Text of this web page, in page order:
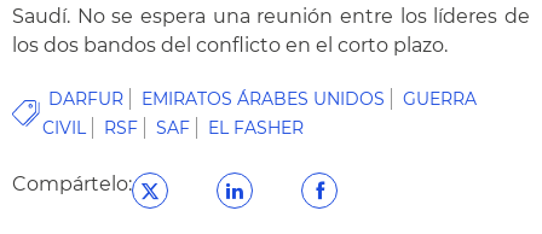
Saudí. No se espera una reunión entre los líderes de
los dos bandos del conflicto en el corto plazo.
DARFUR EMIRATOS ÁRABES UNIDOS
GUERRA
CIVIL
RSF SAF EL FASHER
Compártelo: